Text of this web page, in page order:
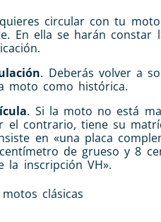
circular con tu
En ella se harán
. Deberás volver a
moto como histórica.
. Si la moto no está
el contrario, tiene su
en «una placa
de grueso y 8
la inscripción VH».
clásicas